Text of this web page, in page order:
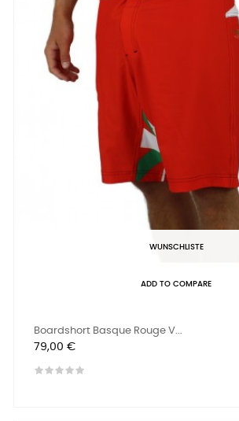
WUNSCHLISTE
ADD TO COMPARE
Boardshort Basque Rouge V...
Preis
79,00 €